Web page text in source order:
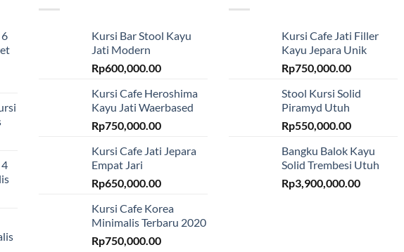
Kursi Bar Stool Kayu
Jati Modern
Rp600,000.00
Kursi Cafe Heroshima
Kayu Jati Waerbased
Rp750,000.00
Kursi Cafe Jati Jepara
Empat Jari
Rp650,000.00
Kursi Cafe Korea
Minimalis Terbaru 2020
Rp750,000.00
Kursi Cafe Jati Filler
Kayu Jepara Unik
Rp750,000.00
Stool Kursi Solid
Piramyd Utuh
Rp550,000.00
Bangku Balok Kayu
Solid Trembesi Utuh
Rp3,900,000.00